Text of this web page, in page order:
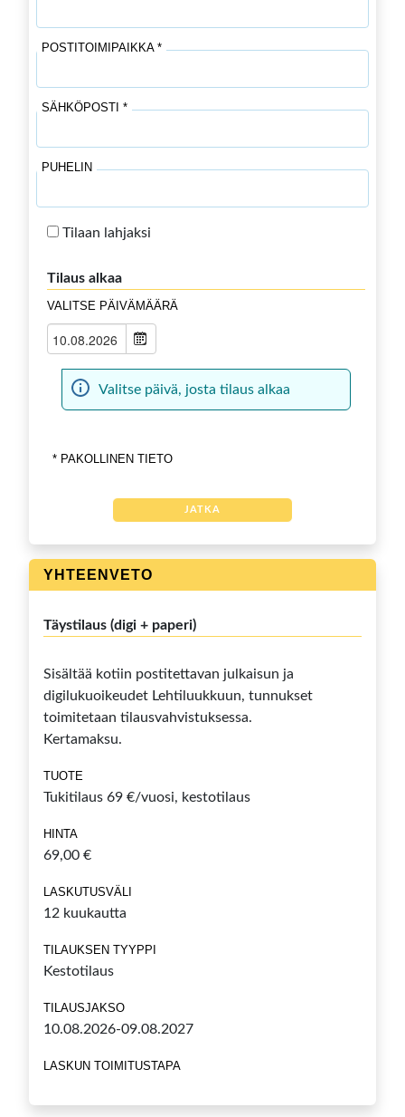
POSTITOIMIPAIKKA *
SÄHKÖPOSTI *
PUHELIN
Tilaan lahjaksi
Tilaus alkaa
VALITSE PÄIVÄMÄÄRÄ
Valitse päivä, josta tilaus alkaa
* PAKOLLINEN TIETO
JATKA
YHTEENVETO
Täystilaus (digi + paperi)
Sisältää kotiin postitettavan julkaisun ja
digilukuoikeudet Lehtiluukkuun, tunnukset
toimitetaan tilausvahvistuksessa.
Kertamaksu.
TUOTE
Tukitilaus 69 €/vuosi, kestotilaus
HINTA
69,00 €
LASKUTUSVÄLI
12 kuukautta
TILAUKSEN TYYPPI
Kestotilaus
TILAUSJAKSO
10.08.2026-09.08.2027
LASKUN TOIMITUSTAPA